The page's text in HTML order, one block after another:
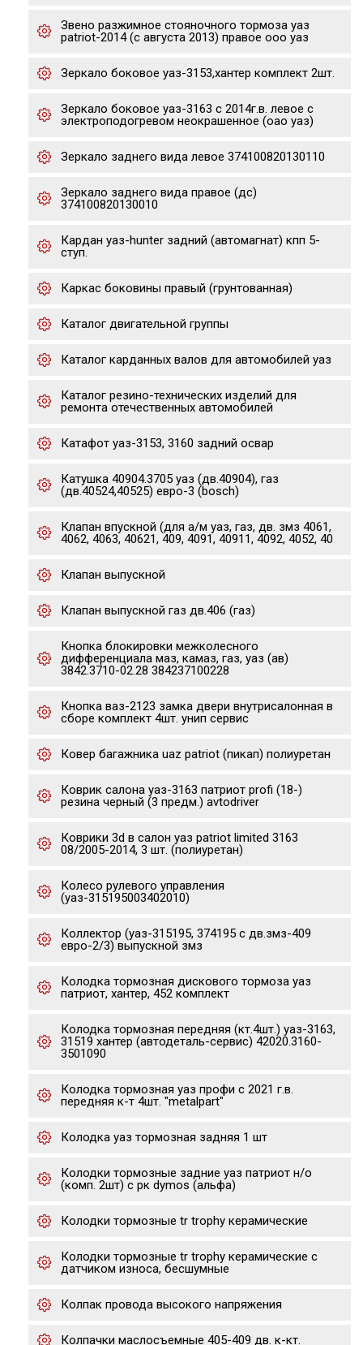
Звено разжимное стояночного тормоза уаз
patriot-2014 (с августа 2013) правое ооо уаз
Зеркало боковое уаз-3153,хантер комплект 2шт.
Зеркало боковое уаз-3163 с 2014г.в. левое с
электроподогревом неокрашенное (оао уаз)
Зеркало заднего вида левое 374100820130110
Зеркало заднего вида правое (дс)
374100820130010
Кардан уаз-hunter задний (автомагнат) кпп 5-
ступ.
Каркас боковины правый (грунтованная)
Каталог двигательной группы
Каталог карданных валов для автомобилей уаз
Каталог резино-технических изделий для
ремонта отечественных автомобилей
Катафот уаз-3153, 3160 задний освар
Катушка 40904.3705 уаз (дв.40904), газ
(дв.40524,40525) евро-3 (bosch)
Клапан впускной (для а/м уаз, газ, дв. змз 4061,
4062, 4063, 40621, 409, 4091, 40911, 4092, 4052, 40
Клапан выпускной
Клапан выпускной газ дв.406 (газ)
Кнопка блокировки межколесного
дифференциала маз, камаз, газ, уаз (ав)
3842.3710-02.28 384237100228
Кнопка ваз-2123 замка двери внутрисалонная в
сборе комплект 4шт. унип сервис
Ковер багажника uaz patriot (пикап) полиуретан
Коврик салона уаз-3163 патриот profi (18-)
резина черный (3 предм.) avtodriver
Коврики 3d в салон уаз patriot limited 3163
08/2005-2014, 3 шт. (полиуретан)
Колесо рулевого управления
(уаз-315195003402010)
Коллектор (уаз-315195, 374195 с дв.змз-409
евро-2/3) выпускной змз
Колодка тормозная дискового тормоза уаз
патриот, хантер, 452 комплект
Колодка тормозная передняя (кт.4шт.) уаз-3163,
31519 хантер (автодеталь-сервис) 42020.3160-
3501090
Колодка тормозная уаз профи с 2021 г.в.
передняя к-т 4шт. "metalpart"
Колодка уаз тормозная задняя 1 шт
Колодки тормозные задние уаз патриот н/о
(комп. 2шт) с рк dymos (альфа)
Колодки тормозные tr trophy керамические
Колодки тормозные tr trophy керамические с
датчиком износа, бесшумные
Колпак провода высокого напряжения
Колпачки маслосъемные 405-409 дв. к-кт.